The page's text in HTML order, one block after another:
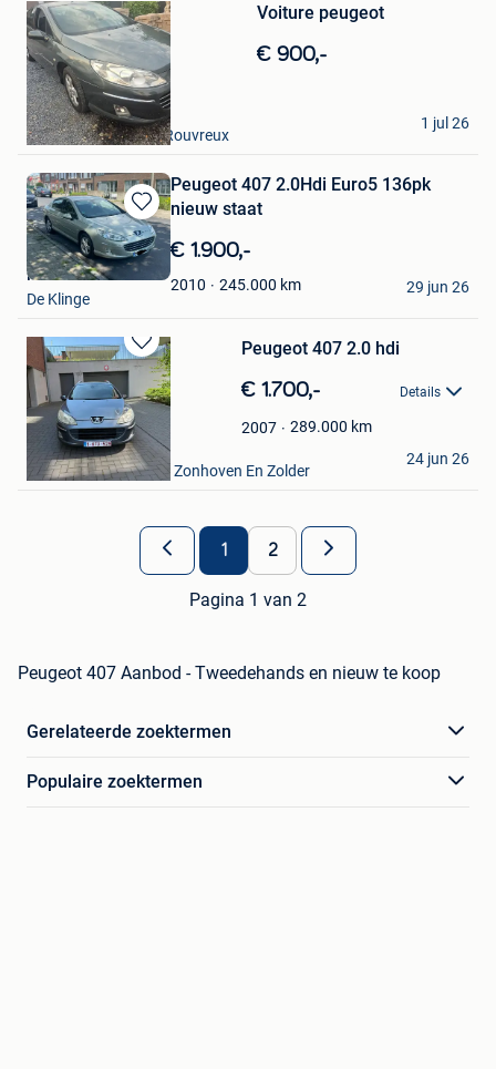
Mijn
Favorieten
Voiture peugeot
€ 900,-
Stéphanie Hoffman
Aywaille + Partie De Rouvreux
1 jul 26
Bewaren
in
Mijn
Favorieten
Peugeot 407 2.0Hdi Euro5 136pk
nieuw staat
€ 1.900,-
2010 245.000 km
Rita De broeke
De Klinge
29 jun 26
Bewaren
in
Mijn
Favorieten
Peugeot 407 2.0 hdi
€ 1.700,- Details
2007 289.000 km
Salim
Houthalen+ Deel Van Zonhoven En Zolder
24 jun 26
1 2
Pagina 1 van 2
Peugeot 407 Aanbod - Tweedehands en nieuw te koop
Gerelateerde zoektermen
Populaire zoektermen